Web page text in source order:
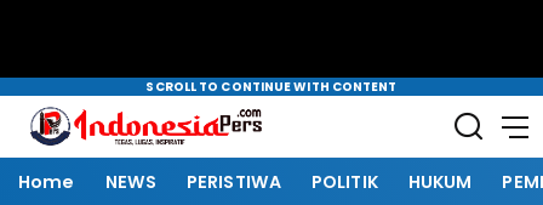
SCROLL TO CONTINUE WITH CONTENT
Home NEWS PERISTIWA POLITIK HUKUM